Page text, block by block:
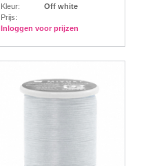
Kleur:
Off white
Prijs:
Inloggen voor prijzen